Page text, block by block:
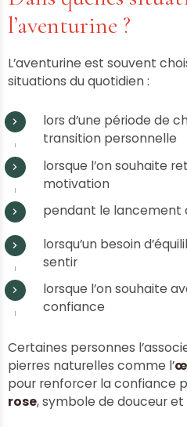
l’aventurine ?
L’aventurine est souvent
situations du quotidien :
lors d’une période de
transition personnelle
lorsque l’on souhaite
motivation
pendant le lancement
lorsqu’un besoin
sentir
lorsque l’on souhaite
confiance
Certaines personnes
pierres naturelles comme l’
pour renforcer la confiance
rose, symbole de douceur